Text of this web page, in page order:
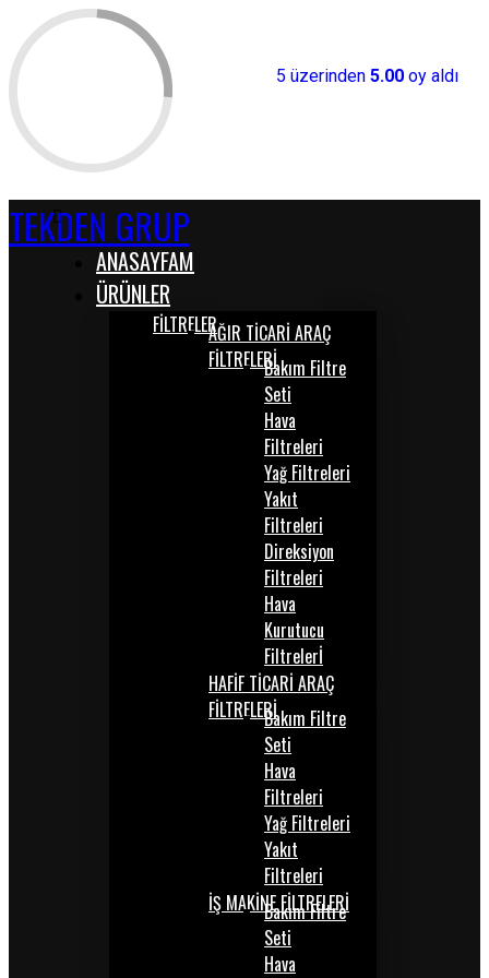
TEKDEN GRUP
ANASAYFAM
ÜRÜNLER
FİLTRELERAĞIR TİCARİ ARAÇ
FİLTRELERİBakım Filtre
Seti
Hava
Filtreleri
Yağ Filtreleri
Yakıt
Filtreleri
Direksiyon
Filtreleri
Hava
Kurutucu
Filtrelerİ
HAFİF TİCARİ ARAÇ
FİLTRELERİBakım Filtre
Seti
Hava
Filtreleri
Yağ Filtreleri
Yakıt
Filtreleri
İŞ MAKİNE FİLTRELERİ
Bakım Filtre
Seti
Hava
5 üzerinden 5.00 oy aldı